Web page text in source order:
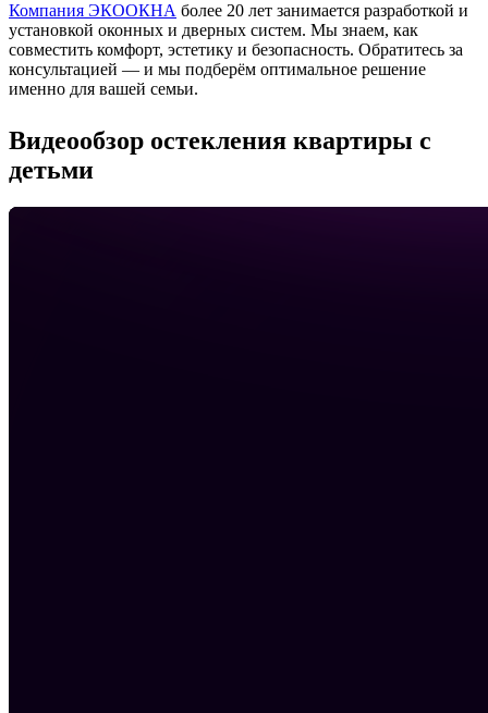
Компания ЭКООКНА более 20 лет занимается разработкой и
установкой оконных и дверных систем. Мы знаем, как
совместить комфорт, эстетику и безопасность. Обратитесь за
консультацией — и мы подберём оптимальное решение
именно для вашей семьи.
Видеообзор остекления квартиры с
детьми